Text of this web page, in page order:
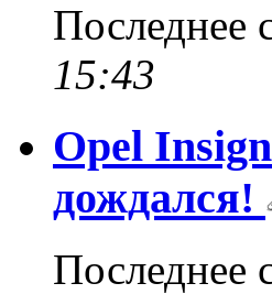
Последнее
15:43
Opel
дождался!
Последнее